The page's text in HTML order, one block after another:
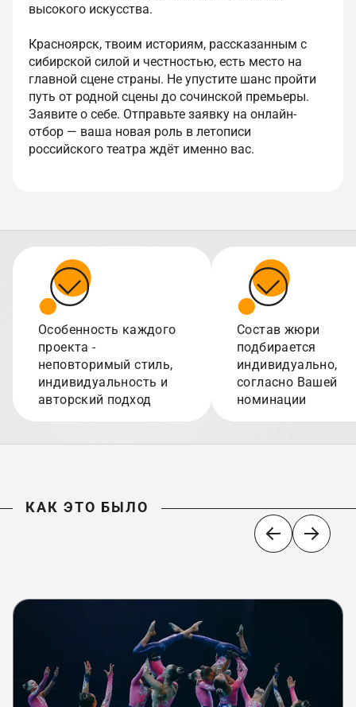
высокого искусства.
Красноярск, твоим историям, рассказанным с
сибирской силой и честностью, есть место на
главной сцене страны. Не упустите шанс пройти
путь от родной сцены до сочинской премьеры.
Заявите о себе. Отправьте заявку на онлайн-
отбор — ваша новая роль в летописи
российского театра ждёт именно вас.
Особенность каждого
проекта -
неповторимый стиль,
индивидуальность и
авторский подход
Состав жюри
подбирается
индивидуально,
согласно Вашей
номинации
КАК ЭТО БЫЛО